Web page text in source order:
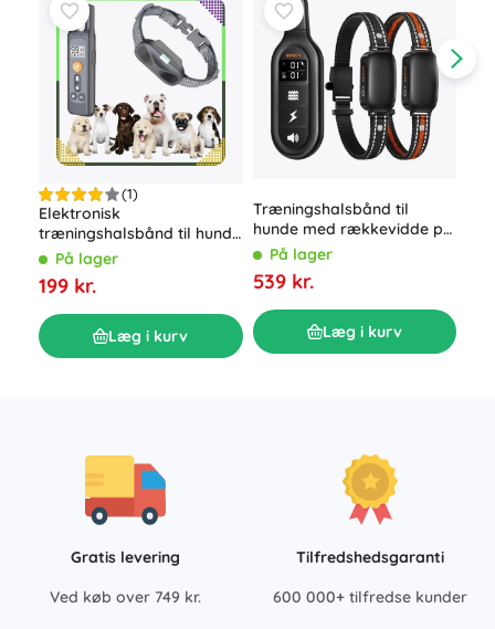
(1)
Elektronisk
træningshalsbånd til hunde
800 m med fjernbetjening
og LED
På lager
199 kr.
Læg i kurv
Træningshalsbånd til
hunde med rækkevidde på
1000 m og to halsbånd
På lager
539 kr.
Læg i kurv
Gratis levering
Ved køb over 749 kr.
Tilfredshedsgaranti
600 000+ tilfredse kunder